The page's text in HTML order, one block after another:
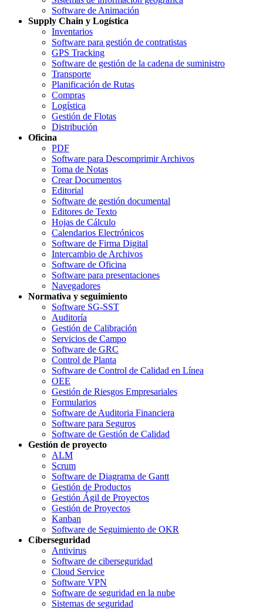
Software de Animación
Supply Chain y Logística
Inventarios
Software para gestión de contratistas
GPS Tracking
Software de gestión de la cadena de suministro
Transporte
Planificación de Rutas
Compras
Logística
Gestión de Flotas
Distribución
Oficina
PDF
Software para Descomprimir Archivos
Toma de Notas
Crear Documentos
Editorial
Software de gestión documental
Editores de Texto
Hojas de Cálculo
Calendarios Electrónicos
Software de Firma Digital
Intercambio de Archivos
Software de Oficina
Software para presentaciones
Navegadores
Normativa y seguimiento
Software SG-SST
Auditoría
Gestión de Calibración
Servicios de Campo
Software de GRC
Control de Planta
Software de Control de Calidad en Línea
OEE
Gestión de Riesgos Empresariales
Formularios
Software de Auditoria Financiera
Software para Seguros
Software de Gestión de Calidad
Gestión de proyecto
ALM
Scrum
Software de Diagrama de Gantt
Gestión de Productos
Gestión Ágil de Proyectos
Gestión de Proyectos
Kanban
Software de Seguimiento de OKR
Ciberseguridad
Antivirus
Software de ciberseguridad
Cloud Service
Software VPN
Software de seguridad en la nube
Sistemas de seguridad